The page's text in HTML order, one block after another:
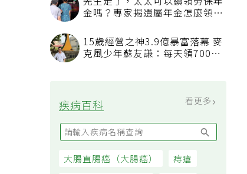
先生走了，太太可以續領勞保年
金嗎？專家揭遺屬年金怎麼領，
15歲經營之神3.9億暴富落幕 麥
克風少年蘇友謙：每天領700元
疾病百科 看更多
大腸直腸癌（大腸癌） 痔瘡